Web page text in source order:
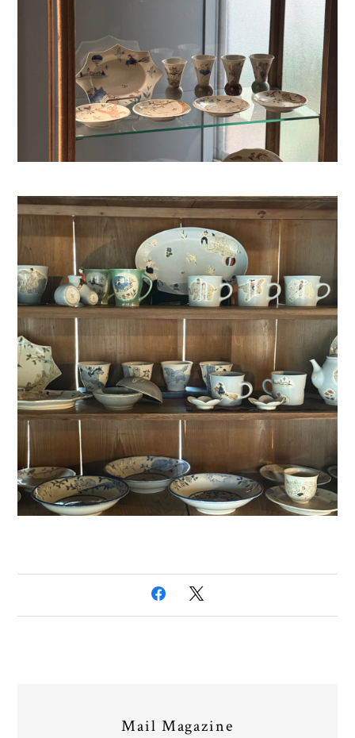
Mail Magazine